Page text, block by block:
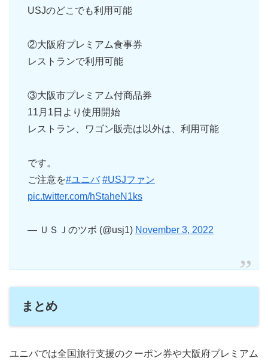
USJのどこでも利用可能
②大阪府プレミアム食事券
レストランで利用可能
③大阪市プレミアム付商品券
11月1日より使用開始
レストラン、ワゴン販売は以外は、利用可能
です。
ご注意を#ユニバ #USJファン
pic.twitter.com/hStaheN1ks
— ＵＳＪのツボ (@usj1) November 3, 2022
まとめ
ユニバでは全国旅行支援のクーポン券や大阪府プレミアム